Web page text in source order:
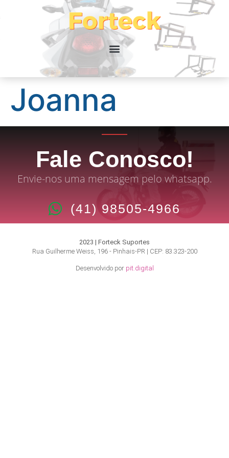
Joanna
Fale Conosco!
Envie-nos uma mensagem pelo whatsapp.
(41) 98505-4966
2023 | Forteck Suportes
Rua Guilherme Weiss, 196 - Pinhais-PR | CEP: 83.323-200
Desenvolvido por pit.digital